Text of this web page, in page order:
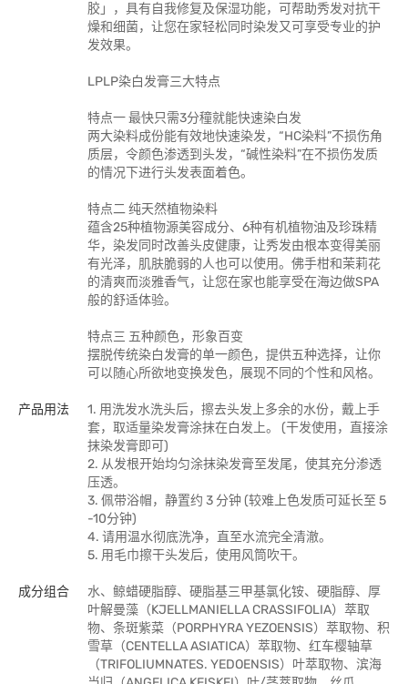
胶」，具有自我修复及保湿功能，可帮助秀发对抗干
燥和细菌，让您在家轻松同时染发又可享受专业的护
发效果。
LPLP染白发膏三大特点
特点一 最快只需3分穜就能快速染白发
两大染料成份能有效地快速染发，“HC染料”不损伤角
质层，令颜色渗透到头发，“碱性染料”在不损伤发质
的情况下进行头发表面着色。
特点二 纯天然植物染料
蕴含25种植物源美容成分、6种有机植物油及珍珠精
华，染发同时改善头皮健康，让秀发由根本变得美丽
有光泽，肌肤脆弱的人也可以使用。佛手柑和茉莉花
的清爽而淡雅香气，让您在家也能享受在海边做SPA
般的舒适体验。
特点三 五种颜色，形象百变
摆脱传统染白发膏的单一颜色，提供五种选择，让你
可以随心所欲地变换发色，展现不同的个性和风格。
产品用法
1. 用洗发水洗头后，擦去头发上多余的水份，戴上手
套，取适量染发膏涂抹在白发上。 (干发使用，直接涂
抹染发膏即可)
2. 从发根开始均匀涂抹染发膏至发尾，使其充分渗透
压透。
3. 佩带浴帽，静置约 3 分钟 (较难上色发质可延长至 5
-10分钟)
4. 请用温水彻底洗净，直至水流完全清澈。
5. 用毛巾擦干头发后，使用风筒吹干。
成分组合
水、鲸蜡硬脂醇、硬脂基三甲基氯化铵、硬脂醇、厚
叶解曼藻（KJELLMANIELLA CRASSIFOLIA）萃取
物、条斑紫菜（PORPHYRA YEZOENSIS）萃取物、积
雪草（CENTELLA ASIATICA）萃取物、红车樱轴草
（TRIFOLIUMNATES. YEDOENSIS）叶萃取物、滨海